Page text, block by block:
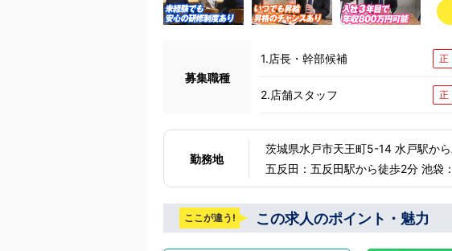
にも当てはまる！で十分なんです。ま
の想いを説明させていただきます。そ
と思います。ご応募お待ちしておりま
す！！
募集職種
1.店長・幹部候補 正
2.店舗スタッフ 正
勤務地
茨城県水戸市天王町5-14 水戸駅からバス5分 下記の全エリアで募集を行っております。 東京
五反田：五反田駅から徒歩2分 池袋：
川 横浜：京急線黄金町駅から徒歩8分 茨城 水戸：水戸駅からバス5分 福岡 福岡：中洲川
ら徒歩8分 北海道 札幌：すすきの駅から徒歩5分 中国・四国 鳥取：米子市皆生温泉 愛媛：松山
道後温泉 他にも続々出店予定
ここが違う! この求人のポイント・魅力